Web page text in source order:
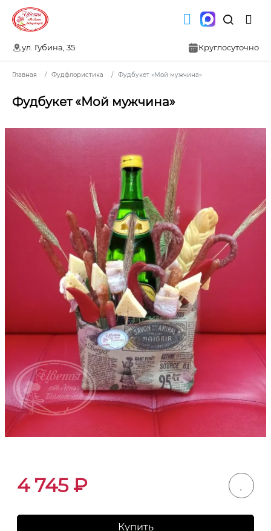
ул. Губина, 35 Круглосуточно
Главная Фудфлористика Фудбукет «Мой мужчина»
Фудбукет «Мой мужчина»
4 745₽
Купить